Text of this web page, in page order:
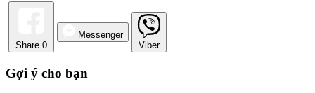
Share 0
Messenger
Viber
Gợi ý cho bạn